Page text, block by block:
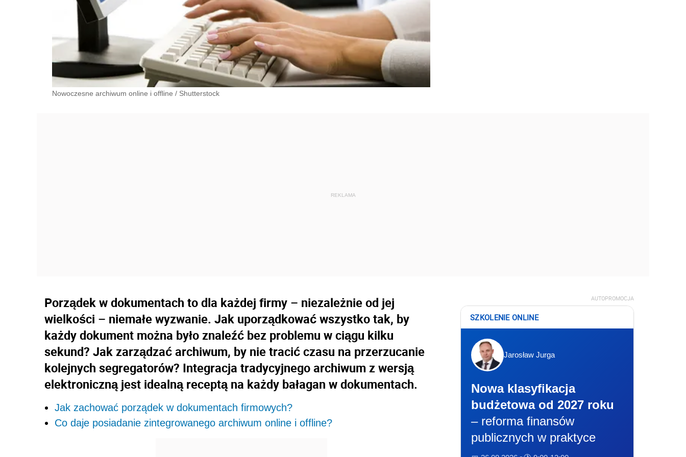
Nowoczesne archiwum online i offline / Shutterstock
Porządek w dokumentach to dla każdej firmy – niezależnie od jej
wielkości – niemałe wyzwanie. Jak uporządkować wszystko tak, by
każdy dokument można było znaleźć bez problemu w ciągu kilku
sekund? Jak zarządzać archiwum, by nie tracić czasu na przerzucanie
kolejnych segregatorów? Integracja tradycyjnego archiwum z wersją
elektroniczną jest idealną receptą na każdy bałagan w dokumentach.
Jak zachować porządek w dokumentach firmowych?
Co daje posiadanie zintegrowanego archiwum online i offline?
AUTOPROMOCJA
SZKOLENIE ONLINE
Jarosław Jurga
Nowa klasyfikacja
budżetowa od 2027 roku
– reforma finansów
publicznych w praktyce